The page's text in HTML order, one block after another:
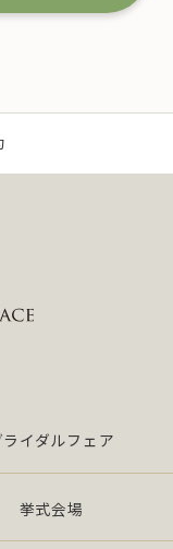
切な個人情報
除き、その利
利用いたしま
集に関する業
する業務
保険募集およ
用目的の達成
い（目的外利
ライダルフェア
挙式会場